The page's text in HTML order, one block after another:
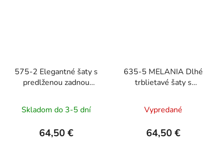
575-2 Elegantné šaty s
predlženou zadnou
Skladom do 3-5 dní
64,50 €
635-5 MELANIA Dlhé
trblietavé šaty s
rukávmi - vínové
Vypredané
64,50 €